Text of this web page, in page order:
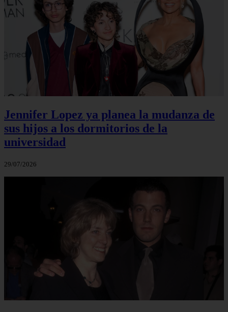
Jennifer Lopez ya planea la mudanza de
sus hijos a los dormitorios de la
universidad
29/07/2026